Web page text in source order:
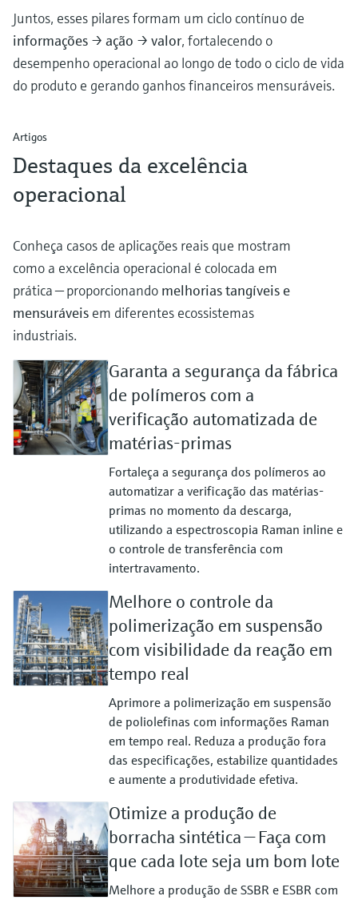
Juntos, esses pilares formam um ciclo contínuo de
informações → ação → valor, fortalecendo o
desempenho operacional ao longo de todo o ciclo de vida
do produto e gerando ganhos financeiros mensuráveis.
Artigos
Destaques da excelência
operacional
Conheça casos de aplicações reais que mostram
como a excelência operacional é colocada em
prática — proporcionando melhorias tangíveis e
mensuráveis em diferentes ecossistemas
industriais.
Garanta a segurança da fábrica
de polímeros com a
verificação automatizada de
matérias-primas
Fortaleça a segurança dos polímeros ao
automatizar a verificação das matérias-
primas no momento da descarga,
utilizando a espectroscopia Raman inline e
o controle de transferência com
intertravamento.
Melhore o controle da
polimerização em suspensão
com visibilidade da reação em
tempo real
Aprimore a polimerização em suspensão
de poliolefinas com informações Raman
em tempo real. Reduza a produção fora
das especificações, estabilize quantidades
e aumente a produtividade efetiva.
Otimize a produção de
borracha sintética — Faça com
que cada lote seja um bom lote
Melhore a produção de SSBR e ESBR com